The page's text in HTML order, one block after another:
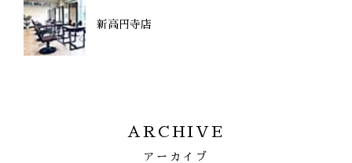
新高円寺店
ARCHIVE
アーカイブ